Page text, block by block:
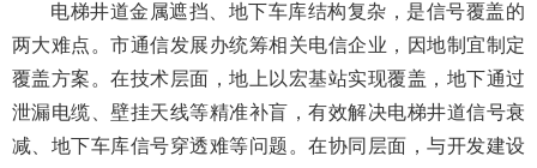
电梯井道金属遮挡、地下车库结构复杂，是信号覆盖的
两大难点。市通信发展办统筹相关电信企业，因地制宜制定
覆盖方案。在技术层面，地上以宏基站实现覆盖，地下通过
泄漏电缆、壁挂天线等精准补盲，有效解决电梯井道信号衰
减、地下车库信号穿透难等问题。在协同层面，与开发建设